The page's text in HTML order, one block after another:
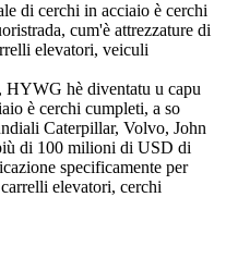
di cerchi in acciaio è cerchi
cum'è attrezzature di
elevatori, veiculi
hè diventatu u capu
è cerchi cumpleti, a so
Caterpillar, Volvo, John
di 100 milioni di USD di
specificamente per
elevatori, cerchi